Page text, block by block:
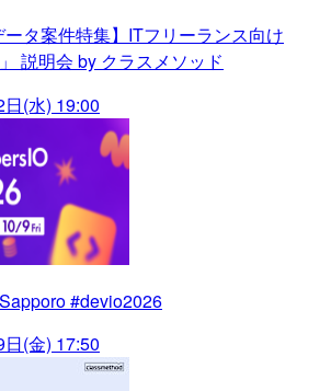
ータ案件特集】ITフリーランス向け
説明会 by クラスメソッド
(水) 19:00
#devio2026
(金) 17:50